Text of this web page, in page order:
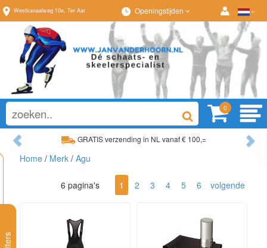
Westkanaalweg 10e, Ter Aar Openingstijden
0
GRATIS verzending in NL vanaf € 100,=
Ruim assortiment, altijd wat naar wens!
Ruim assortiment,
Previous
Filters
Home / Merk / Agu
6 pagina's 1 2 3 4 5 6 volgende